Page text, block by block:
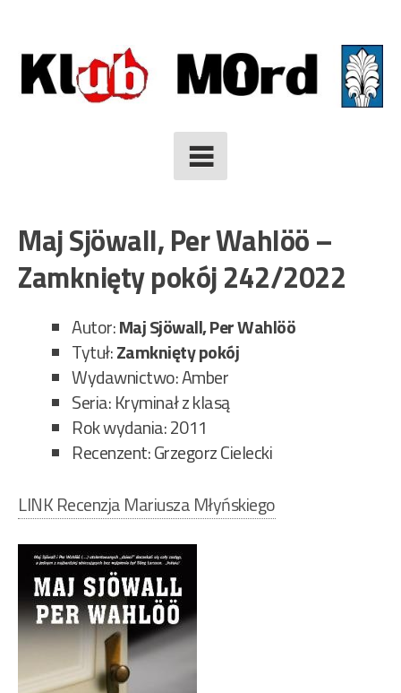
to
content
Maj Sjöwall, Per Wahlöö –
Zamknięty pokój 242/2022
Autor:Maj Sjöwall, Per Wahlöö
Tytuł:Zamknięty pokój
Wydawnictwo: Amber
Seria: Kryminał z klasą
Rok wydania: 2011
Recenzent: Grzegorz Cielecki
LINK Recenzja Mariusza Młyńskiego